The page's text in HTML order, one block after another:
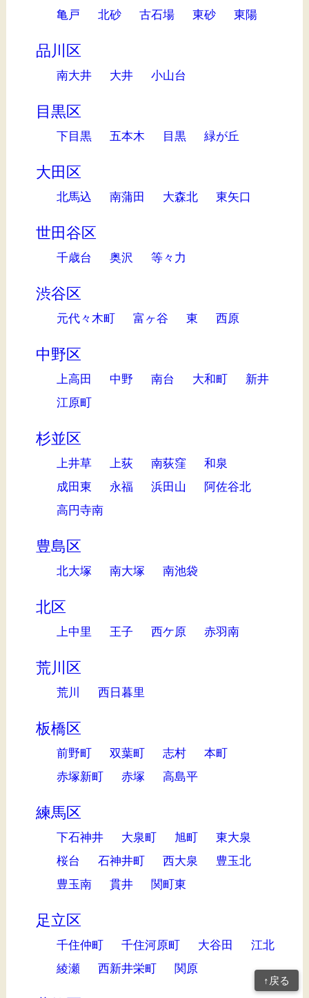
亀戸 北砂 古石場 東砂 東陽
品川区
南大井 大井 小山台
目黒区
下目黒 五本木 目黒 緑が丘
大田区
北馬込 南蒲田 大森北 東矢口
世田谷区
千歳台 奥沢 等々力
渋谷区
元代々木町 富ヶ谷 東 西原
中野区
上高田 中野 南台 大和町
新井
江原町
杉並区
上井草 上荻 南荻窪
和泉
成田東
永福 浜田山
阿佐谷北
高円寺南
豊島区
北大塚 南大塚 南池袋
北区
上中里 王子 西ケ原 赤羽南
荒川区
荒川 西日暮里
板橋区
前野町 双葉町 志村
本町
赤塚新町
赤塚 高島平
練馬区
下石神井 大泉町 旭町
東大泉
桜台
石神井町 西大泉
豊玉北
豊玉南
貫井 関町東
足立区
千住仲町 千住河原町 大谷田
江北
綾瀬
西新井栄町 関原
↑戻る